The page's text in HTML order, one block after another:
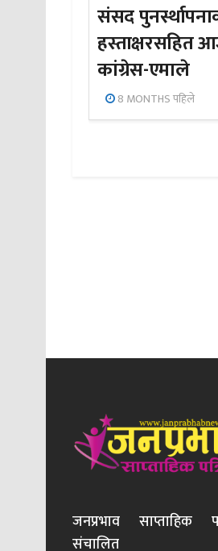
संसद
हस्ताक्षरसहित
कांग्रेस-एमाले
8 MONTHS पहिले
जनप्रभाव साप्ताहिक
संचालित